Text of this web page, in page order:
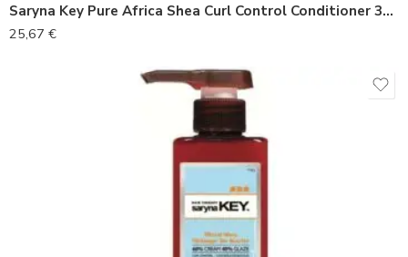
Saryna Key Pure Africa Shea Curl Control Conditioner 300ml
25,67 €